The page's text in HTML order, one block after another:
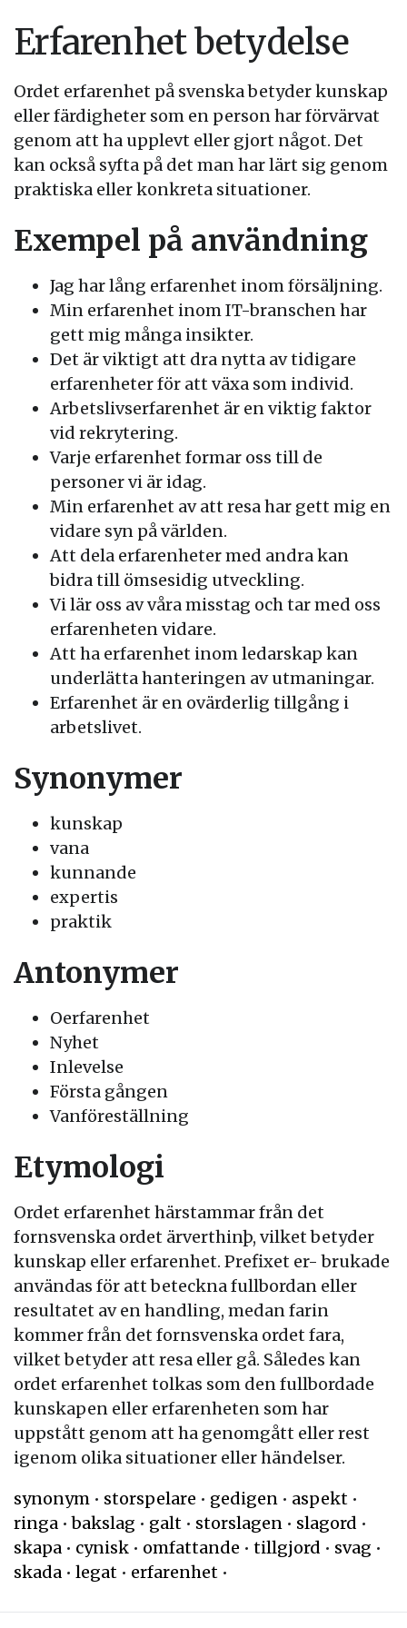
Erfarenhet betydelse
Ordet erfarenhet på svenska betyder kunskap
eller färdigheter som en person har förvärvat
genom att ha upplevt eller gjort något. Det
kan också syfta på det man har lärt sig genom
praktiska eller konkreta situationer.
Exempel på användning
Jag har lång erfarenhet inom försäljning.
Min erfarenhet inom IT-branschen har
gett mig många insikter.
Det är viktigt att dra nytta av tidigare
erfarenheter för att växa som individ.
Arbetslivserfarenhet är en viktig faktor
vid rekrytering.
Varje erfarenhet formar oss till de
personer vi är idag.
Min erfarenhet av att resa har gett mig en
vidare syn på världen.
Att dela erfarenheter med andra kan
bidra till ömsesidig utveckling.
Vi lär oss av våra misstag och tar med oss
erfarenheten vidare.
Att ha erfarenhet inom ledarskap kan
underlätta hanteringen av utmaningar.
Erfarenhet är en ovärderlig tillgång i
arbetslivet.
Synonymer
kunskap
vana
kunnande
expertis
praktik
Antonymer
Oerfarenhet
Nyhet
Inlevelse
Första gången
Vanföreställning
Etymologi
Ordet erfarenhet härstammar från det
fornsvenska ordet ärverthinþ, vilket betyder
kunskap eller erfarenhet. Prefixet er- brukade
användas för att beteckna fullbordan eller
resultatet av en handling, medan farin
kommer från det fornsvenska ordet fara,
vilket betyder att resa eller gå. Således kan
ordet erfarenhet tolkas som den fullbordade
kunskapen eller erfarenheten som har
uppstått genom att ha genomgått eller rest
igenom olika situationer eller händelser.
synonym • storspelare • gedigen • aspekt •
ringa •bakslag • galt • storslagen • slagord •
skapa • cynisk • omfattande • tillgjord • svag •
skada • legat • erfarenhet •